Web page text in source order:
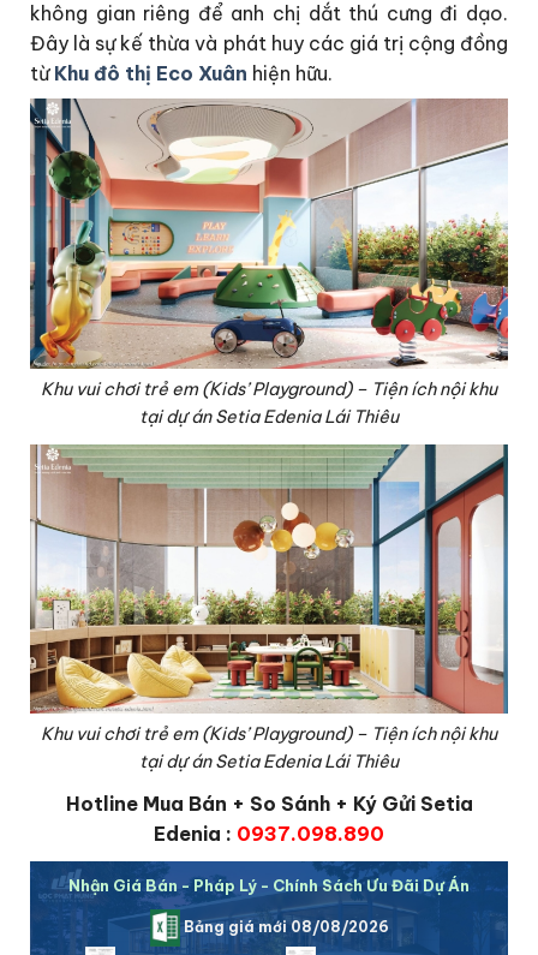
không gian riêng để anh chị dắt thú cưng đi dạo.
Đây là sự kế thừa và phát huy các giá trị cộng đồng
từ Khu đô thị Eco Xuân hiện hữu.
Khu vui chơi trẻ em (Kids’ Playground) – Tiện ích nội khu
tại dự án Setia Edenia Lái Thiêu
Khu vui chơi trẻ em (Kids’ Playground) – Tiện ích nội khu
tại dự án Setia Edenia Lái Thiêu
Hotline Mua Bán + So Sánh + Ký Gửi Setia
Edenia : 0937.098.890
Nhận Giá Bán - Pháp Lý - Chính Sách Ưu Đãi Dự Án
Bảng giá mới 08/08/2026